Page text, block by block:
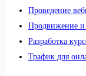
Проведение
Продвижение
Разработка
Трафик для